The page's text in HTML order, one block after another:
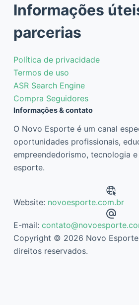
Informações
parcerias
Política de privacidade
Termos de uso
ASR Search Engine
Compra Seguidores
Informações & contato
O Novo Esporte é um canal
oportunidades profissionais,
empreendedorismo, tecnologia
esporte.
Website: novoesporte.com.br
E-mail:
Copyright © 2026 Novo
direitos reservados.